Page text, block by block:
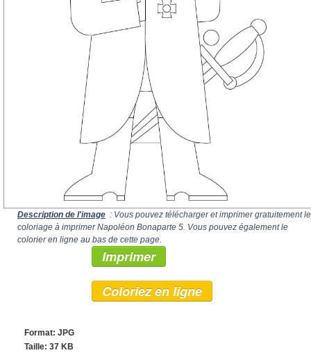
Description de l'image : Vous pouvez télécharger et imprimer gratuitement le
coloriage à imprimer Napoléon Bonaparte 5. Vous pouvez également le
colorier en ligne au bas de cette page.
Imprimer
Coloriez en ligne
Format: JPG
Taille: 37 KB